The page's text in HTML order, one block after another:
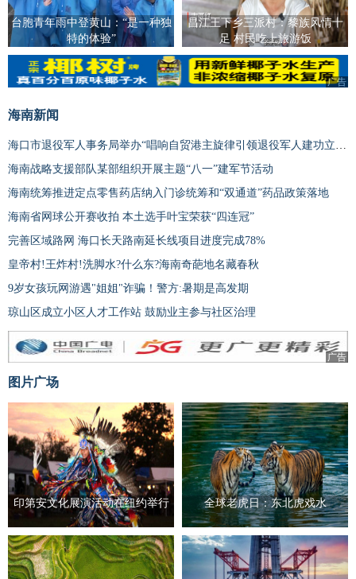
台胞青年雨中登黄山：“是一种独
特的体验”
昌江王下乡三派村：黎族风情十
足 村民吃上旅游饭
广告
广告
海南新闻
海南战略支援部队某部组织开展主题“八一”建军节活动
海南统筹推进定点零售药店纳入门诊统筹和“双通道”药品政策落地
海南省网球公开赛收拍 本土选手叶宝荣获“四连冠”
完善区域路网 海口长天路南延长线项目进度完成78%
皇帝村!王炸村!洗脚水?什么东?海南奇葩地名藏春秋
9岁女孩玩网游遇"姐姐"诈骗！警方:暑期是高发期
琼山区成立小区人才工作站 鼓励业主参与社区治理
广告
图片广场
印第安文化展演活动在纽约举行 全球老虎日：东北虎戏水